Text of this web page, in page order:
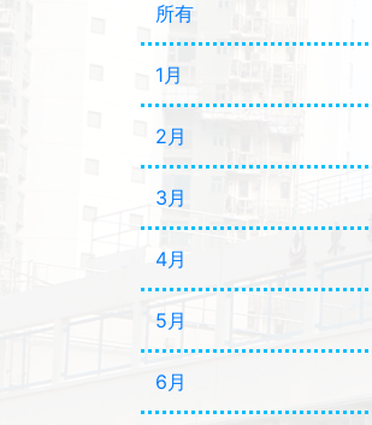
所有
1月
2月
3月
4月
5月
6月